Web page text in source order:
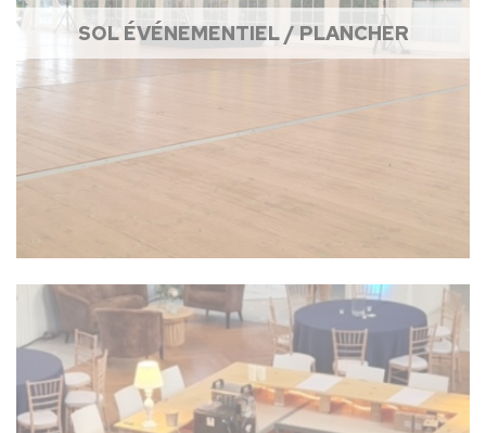
SOL ÉVÉNEMENTIEL / PLANCHER